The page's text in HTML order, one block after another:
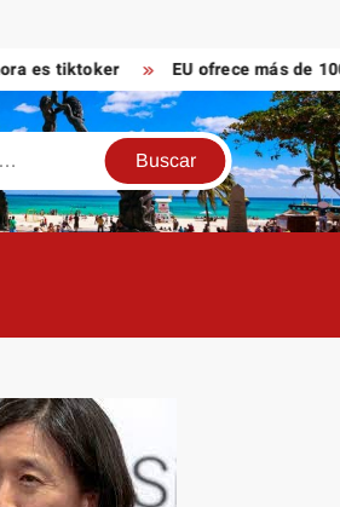
es tiktoker EU ofrece más de 100